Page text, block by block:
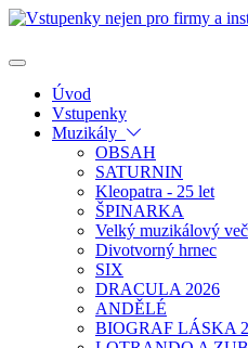
Úvod
Vstupenky
Muzikály
OBSAH
SATURNIN
Kleopatra - 25 let
ŠPINARKA
Velký muzikálový
Divotvorný hrnec
SIX
DRACULA 2026
ANDĚLÉ
BIOGRAF LÁSKA 2